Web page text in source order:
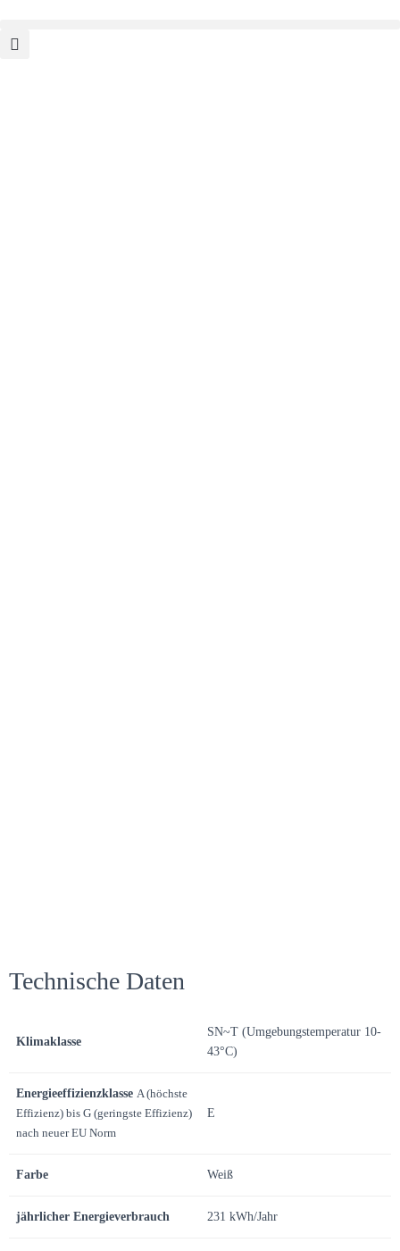
Technische Daten
Klimaklasse
SN~T (Umgebungstemperatur 10-
43°C)
Energieeffizienzklasse A (höchste
Effizienz) bis G (geringste Effizienz)
nach neuer EU Norm
E
Farbe Weiß
jährlicher Energieverbrauch 231 kWh/Jahr